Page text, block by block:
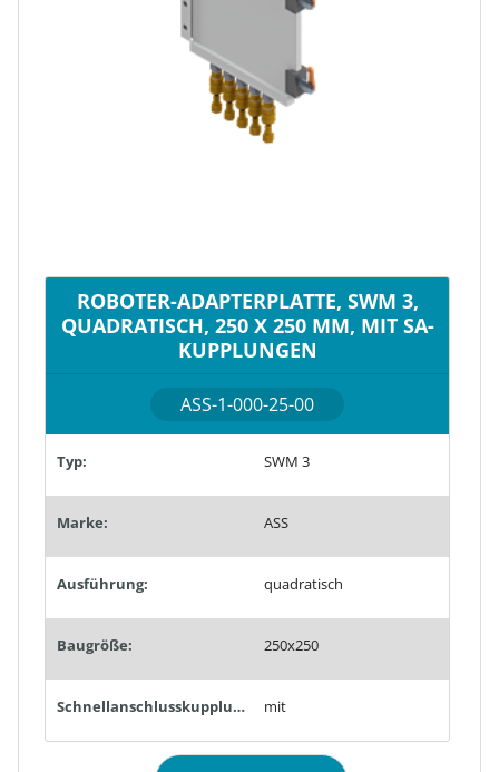
ROBOTER-ADAPTERPLATTE, SWM 3,
QUADRATISCH, 250 X 250 MM, MIT SA-
KUPPLUNGEN
ASS-1-000-25-00
Typ: SWM 3
Marke: ASS
Ausführung: quadratisch
Baugröße: 250x250
Schnellanschlusskupplungen: mit